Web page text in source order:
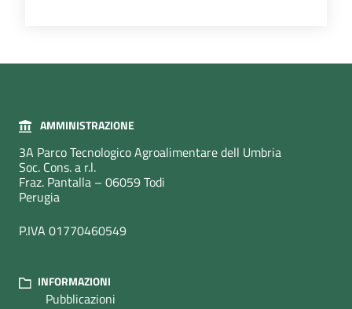
AMMINISTRAZIONE
3A Parco Tecnologico Agroalimentare dell Umbria
Soc. Cons. a r.l.
Fraz. Pantalla – 06059 Todi
Perugia
P.IVA 01770460549
INFORMAZIONI
Pubblicazioni